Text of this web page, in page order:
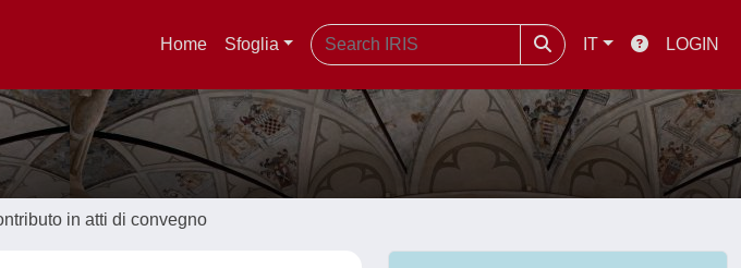
Home Sfoglia IT LOGIN
in atti di convegno